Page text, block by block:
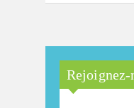
Rejoignez-